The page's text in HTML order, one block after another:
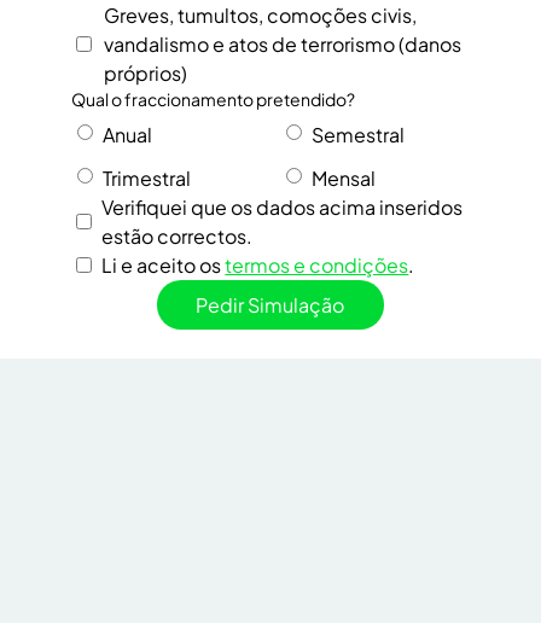
Greves, tumultos, comoções civis,
vandalismo e atos de terrorismo (danos
próprios)
Qual o fraccionamento pretendido?
Anual
Semestral
Trimestral
Mensal
Verifiquei que os dados acima inseridos
estão correctos.
Li e aceito ostermos e condições.
Pedir Simulação